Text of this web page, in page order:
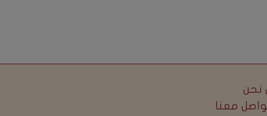
نحن
معنا